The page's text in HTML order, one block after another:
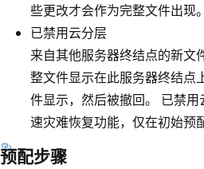
些更改才会作为完整文件出现。
已禁用云分层
来自其他服务器终结点的新文
整文件显示在此服务器终结点
件显示，然后被撤回。 已禁
速灾难恢复功能，仅在初始预
预配步骤